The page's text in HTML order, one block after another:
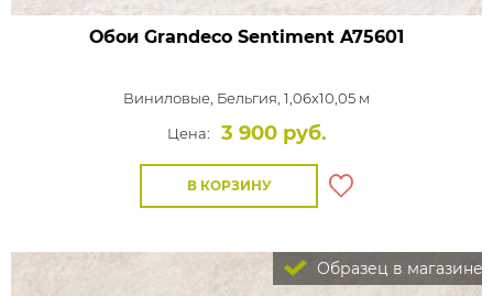
Обои Grandeco Sentiment A75601
Виниловые, Бельгия, 1,06x10,05 м
Цена:
3 900 руб.
В КОРЗИНУ
Образец в магазине